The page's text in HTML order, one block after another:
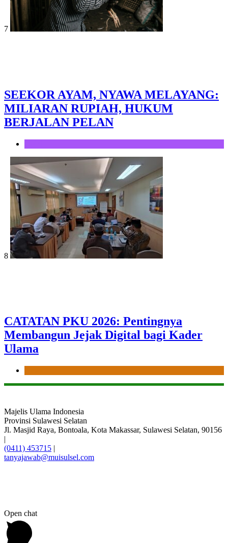
7
SEEKOR AYAM, NYAWA MELAYANG:
MILIARAN RUPIAH, HUKUM
BERJALAN PELAN
8
CATATAN PKU 2026: Pentingnya
Membangun Jejak Digital bagi Kader
Ulama
Majelis Ulama Indonesia
Provinsi Sulawesi Selatan
Jl. Masjid Raya, Bontoala, Kota Makassar, Sulawesi Selatan, 90156
|
(0411) 453715 |
tanyajawab@muisulsel.com
Open chat